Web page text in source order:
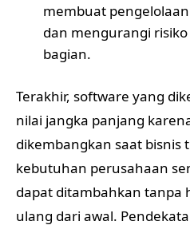
membuat
dan mengurangi
bagian.
Terakhir, software yang
nilai jangka panjang
dikembangkan saat bisnis
kebutuhan perusahaan
dapat ditambahkan tanpa
ulang dari awal.